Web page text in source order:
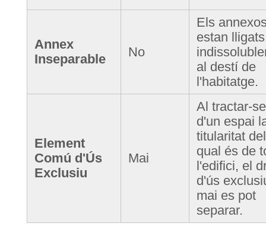
Annex
Inseparable
No
Els
estan lligats
al destí de
l'habitatge.
Element
Comú d'Ús
Exclusiu
Mai
Al tractar-se
d'un espai
titularitat del
qual és de
l'edifici, el
d'ús
mai es pot
separar.